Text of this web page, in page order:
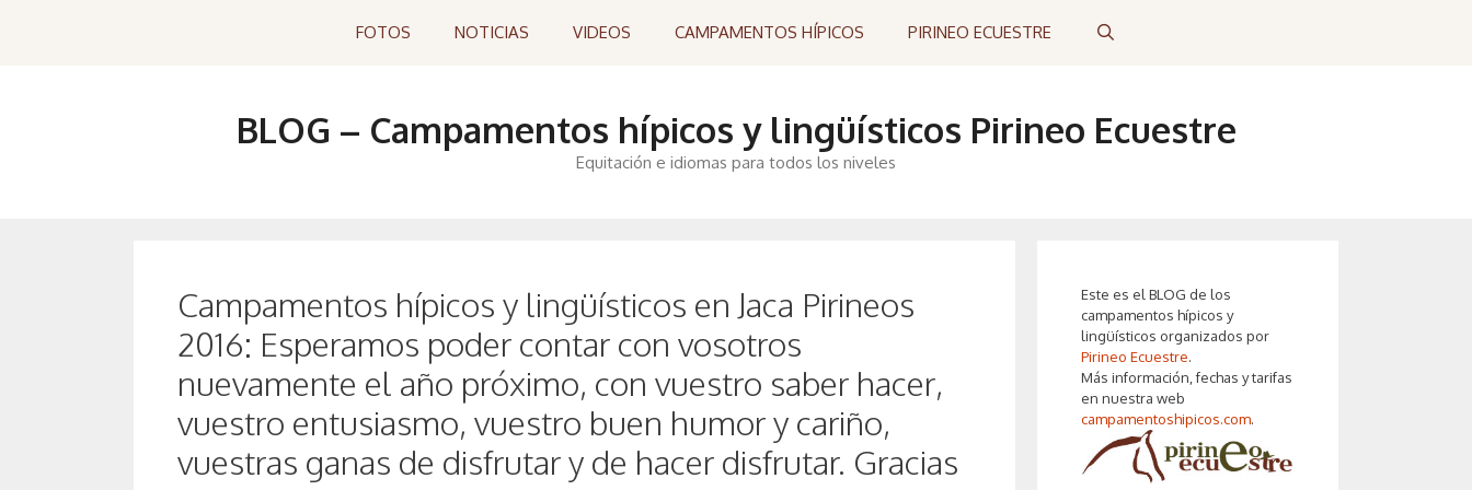
FOTOS NOTICIAS VIDEOS CAMPAMENTOS HÍPICOS PIRINEO ECUESTRE
BLOG – Campamentos hípicos y lingüísticos Pirineo Ecuestre
Equitación e idiomas para todos los niveles
Campamentos hípicos y lingüísticos en Jaca Pirineos
2016: Esperamos poder contar con vosotros
nuevamente el año próximo, con vuestro saber hacer,
vuestro entusiasmo, vuestro buen humor y cariño,
vuestras ganas de disfrutar y de hacer disfrutar. Gracias
Este es el BLOG de los
campamentos hípicos y
lingüísticos organizados por
Pirineo Ecuestre.
Más información, fechas y tarifas
en nuestra web
campamentoshipicos.com.